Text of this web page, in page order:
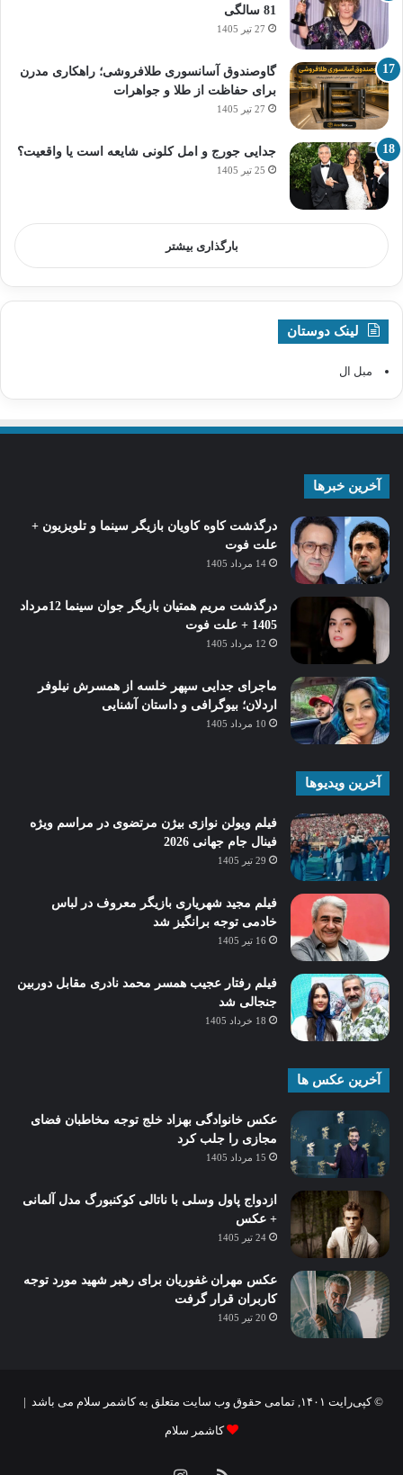
81 سالگی
27 تیر 1405
گاوصندوق آسانسوری طلافروشی؛ راهکاری مدرن
برای حفاظت از طلا و جواهرات
27 تیر 1405
جدایی جورج و امل کلونی شایعه است یا واقعیت؟
25 تیر 1405
بارگذاری بیشتر
لینک دوستان
مبل ال
آخرین خبرها
درگذشت کاوه کاویان بازیگر سینما و تلویزیون +
علت فوت
14 مرداد 1405
درگذشت مریم همتیان بازیگر جوان سینما 12مرداد
1405 + علت فوت
12 مرداد 1405
ماجرای جدایی سپهر خلسه از همسرش نیلوفر
اردلان؛ بیوگرافی و داستان آشنایی
10 مرداد 1405
آخرین ویدیوها
فیلم ویولن نوازی بیژن مرتضوی در مراسم ویژه
فینال جام جهانی 2026
29 تیر 1405
فیلم مجید شهریاری بازیگر معروف در لباس
خادمی توجه برانگیز شد
16 تیر 1405
فیلم رفتار عجیب همسر محمد نادری مقابل دوربین
جنجالی شد
18 خرداد 1405
آخرین عکس ها
عکس خانوادگی بهزاد خلج توجه مخاطبان فضای
مجازی را جلب کرد
15 مرداد 1405
ازدواج پاول وسلی با ناتالی کوکنبورگ مدل آلمانی
+ عکس
24 تیر 1405
عکس مهران غفوریان برای رهبر شهید مورد توجه
کاربران قرار گرفت
20 تیر 1405
© کپی‌رایت ۱۴۰۱, تمامی حقوق وب سایت متعلق به کاشمر سلام می باشد |
کاشمر سلام